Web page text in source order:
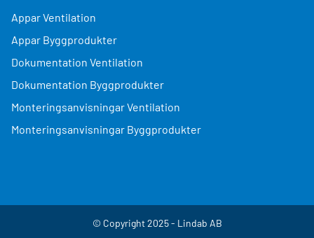
Appar Ventilation
Appar Byggprodukter
Dokumentation Ventilation
Dokumentation Byggprodukter
Monteringsanvisningar Ventilation
Monteringsanvisningar Byggprodukter
© Copyright 2025 - Lindab AB